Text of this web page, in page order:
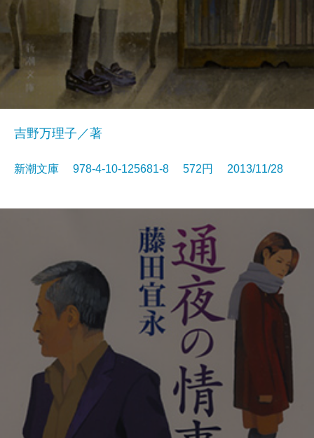
吉野万理子／著
新潮文庫 978-4-10-125681-8 572円 2013/11/28